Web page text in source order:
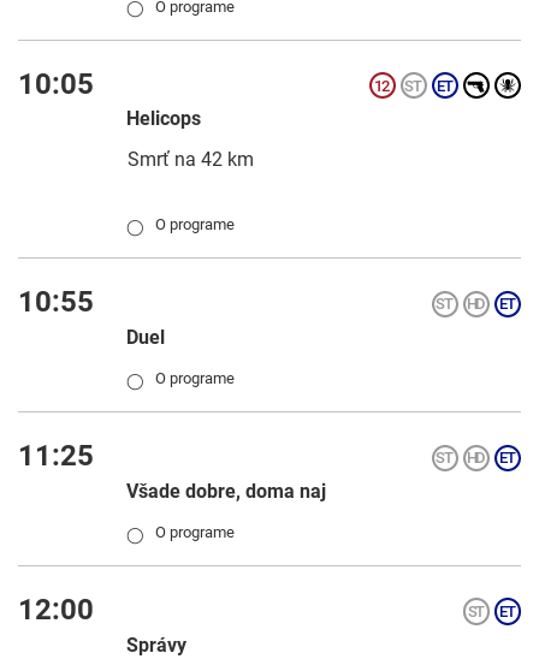
◯ O programe
10:05
Helicops
Smrť na 42 km
◯ O programe
10:55
Duel
◯ O programe
11:25
Všade dobre, doma naj
◯ O programe
12:00
Správy